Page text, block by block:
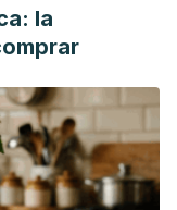
la